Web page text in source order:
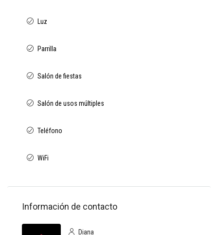
Luz
Parrilla
Salón de fiestas
Salón de usos múltiples
Teléfono
WiFi
Información de contacto
Diana